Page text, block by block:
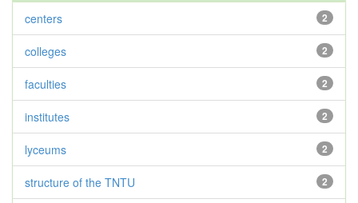
2
centers
2
colleges
2
faculties
2
institutes
2
lyceums
2
structure of the TNTU